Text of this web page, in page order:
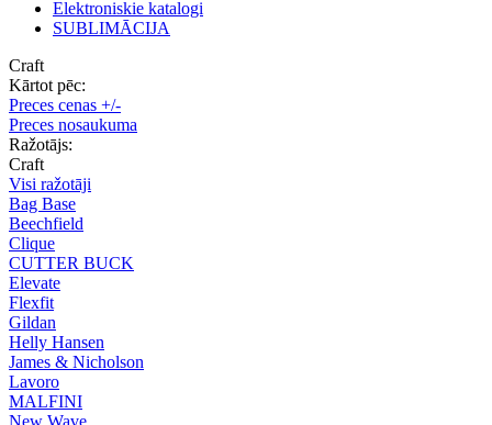
Elektroniskie katalogi
SUBLIMĀCIJA
Craft
Kārtot pēc:
Preces cenas +/-
Preces nosaukuma
Ražotājs:
Craft
Visi ražotāji
Bag Base
Beechfield
Clique
CUTTER BUCK
Elevate
Flexfit
Gildan
Helly Hansen
James & Nicholson
Lavoro
MALFINI
New Wave